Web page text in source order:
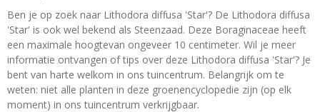
Ben je op zoek naar Lithodora diffusa 'Star'? De Lithodora diffusa
'Star' is ook wel bekend als Steenzaad. Deze Boraginaceae heeft
een maximale hoogtevan ongeveer 10 centimeter. Wil je meer
informatie ontvangen of tips over deze Lithodora diffusa 'Star'? Je
bent van harte welkom in ons tuincentrum. Belangrijk om te
weten: niet alle planten in deze groenencyclopedie zijn (op elk
moment) in ons tuincentrum verkrijgbaar.